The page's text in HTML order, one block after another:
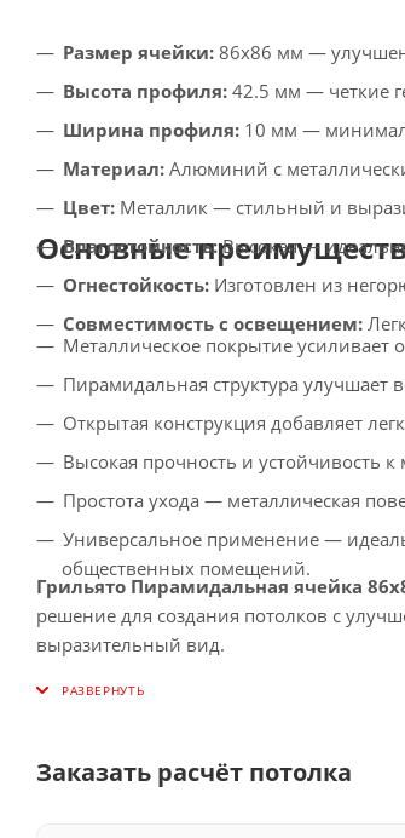
Размер ячейки: 86х86 мм —
Высота профиля: 42.5 мм — четкие
Ширина профиля: 10 мм —
Материал: Алюминий с
Цвет: Металлик — стильный и
Влагостойкость:Высокая —
Огнестойкость: Изготовлен из
Совместимость с освещением:
Основные
Металлическое покрытие усиливает
Пирамидальная структура улучшает
Открытая конструкция добавляет
Высокая прочность и устойчивость
Простота ухода — металлическая
Универсальное применение —
общественных помещений.
Грильято Пирамидальная ячейка
решение для создания потолков с
выразительный вид.
Заказать расчёт потолка